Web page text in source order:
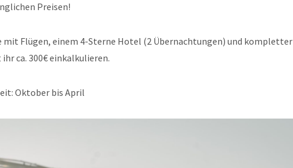
Preisen!
mit Flügen, einem 4-Sterne Hotel (2 Übernachtungen) und kompletter
ca. 300€ einkalkulieren.
Oktober bis April